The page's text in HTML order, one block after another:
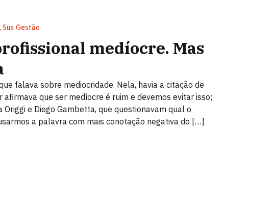
Sua Gestão
medíocre. Mas
falava sobre mediocridade. Nela, havia a citação de
que ser medíocre é ruim e devemos evitar isso;
e Diego Gambetta, que questionavam qual o
a palavra com mais conotação negativa do […]